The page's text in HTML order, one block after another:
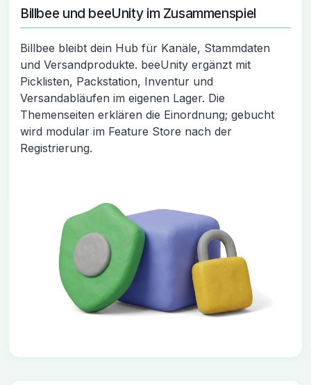
Billbee und beeUnity im Zusammenspiel
Billbee bleibt dein Hub für Kanäle, Stammdaten
und Versandprodukte. beeUnity ergänzt mit
Picklisten, Packstation, Inventur und
Versandabläufen im eigenen Lager. Die
Themenseiten erklären die Einordnung; gebucht
wird modular im Feature Store nach der
Registrierung.